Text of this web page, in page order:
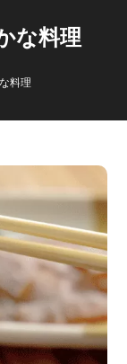
な料理
料理